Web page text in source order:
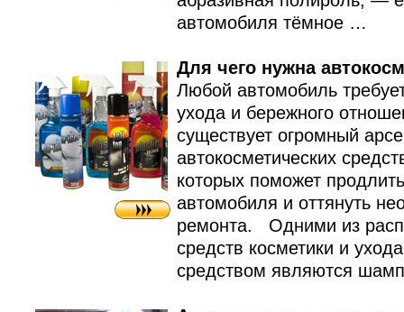
автомобиля тёмное …
Для чего нужна
Любой автомобиль
ухода и бережного
существует огромный
автокосметических
которых поможет
автомобиля и оттянуть
ремонта. Одними из
средств косметики и
средством являются